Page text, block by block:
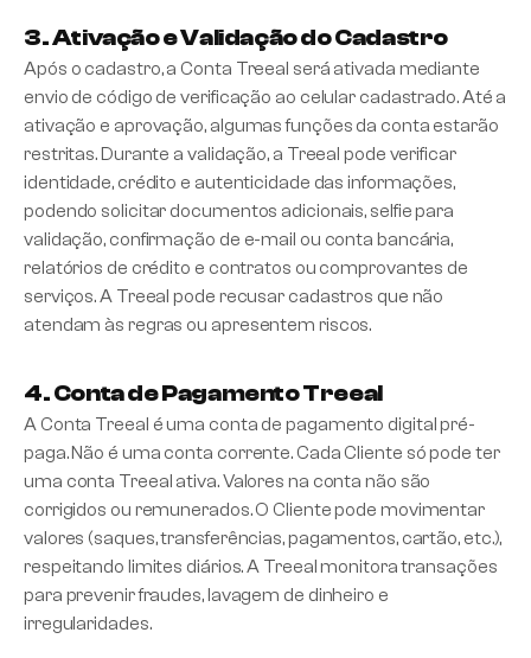
3. Ativação e Validação do Cadastro
Após o cadastro, a Conta Treeal será ativada mediante
envio de código de verificação ao celular cadastrado. Até a
ativação e aprovação, algumas funções da conta estarão
restritas. Durante a validação, a Treeal pode verificar
identidade, crédito e autenticidade das informações,
podendo solicitar documentos adicionais, selfie para
validação, confirmação de e-mail ou conta bancária,
relatórios de crédito e contratos ou comprovantes de
serviços. A Treeal pode recusar cadastros que não
atendam às regras ou apresentem riscos.
4. Conta de Pagamento Treeal
A Conta Treeal é uma conta de pagamento digital pré-
paga. Não é uma conta corrente. Cada Cliente só pode ter
uma conta Treeal ativa. Valores na conta não são
corrigidos ou remunerados. O Cliente pode movimentar
valores (saques, transferências, pagamentos, cartão, etc.),
respeitando limites diários. A Treeal monitora transações
para prevenir fraudes, lavagem de dinheiro e
irregularidades.